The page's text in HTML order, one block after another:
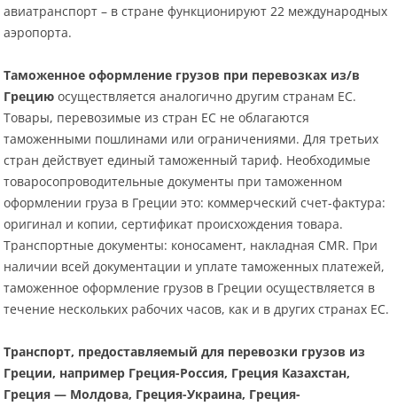
авиатранспорт – в стране функционируют 22 международных
аэропорта.
Таможенное оформление грузов при перевозках из/в
Грецию осуществляется аналогично другим странам ЕС.
Товары, перевозимые из стран ЕС не облагаются
таможенными пошлинами или ограничениями. Для третьих
стран действует единый таможенный тариф. Необходимые
товаросопроводительные документы при таможенном
оформлении груза в Греции это: коммерческий счет-фактура:
оригинал и копии, сертификат происхождения товара.
Транспортные документы: коносамент, накладная CMR. При
наличии всей документации и уплате таможенных платежей,
таможенное оформление грузов в Греции осуществляется в
течение нескольких рабочих часов, как и в других странах ЕС.
Транспорт, предоставляемый для перевозки грузов из
Греции, например Греция-Россия, Греция Казахстан,
Греция — Молдова, Греция-Украина, Греция-